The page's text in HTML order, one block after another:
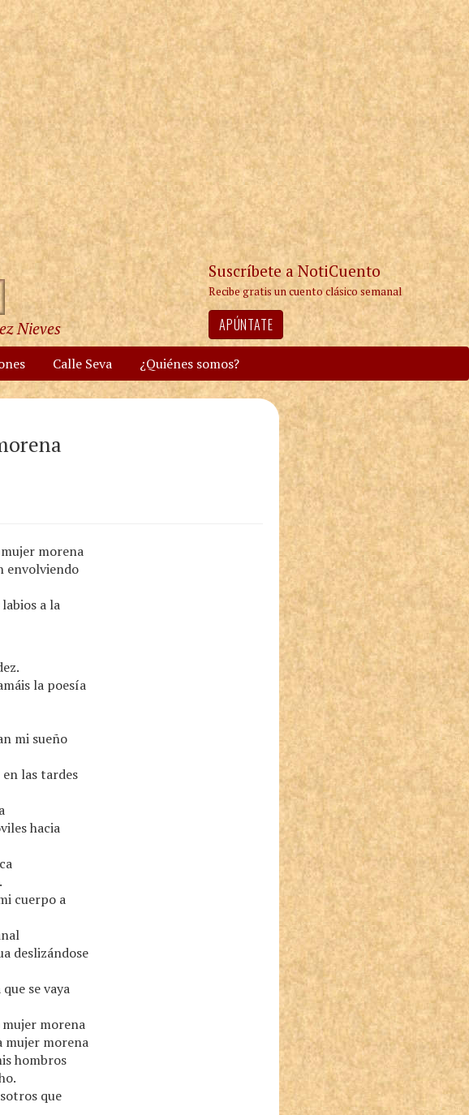
Nieves
Suscríbete a NotiCuento
Recibe gratis un cuento clásico semanal
APÚNTATE
Calle Seva ¿Quiénes somos?
morena
envolviendo
a la
la poesía
mi sueño
las tardes
hacia
cuerpo a
deslizándose
se vaya
mujer morena
mujer morena
hombros
que